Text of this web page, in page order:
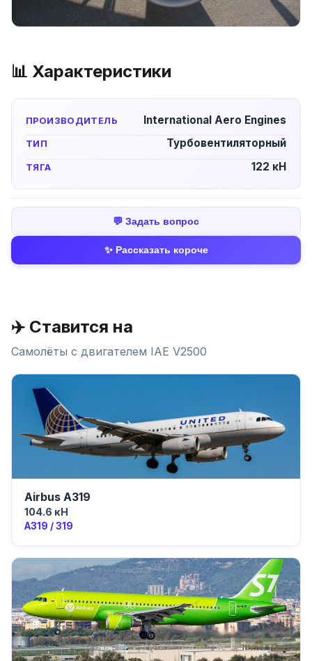
📊 Характеристики
ПРОИЗВОДИТЕЛЬ International Aero Engines
ТИП Турбовентиляторный
ТЯГА 122 кН
💬 Задать вопрос
✨ Рассказать короче
✈️ Ставится на
Самолёты с двигателем IAE V2500
Airbus A319
104.6 кН
A319 / 319